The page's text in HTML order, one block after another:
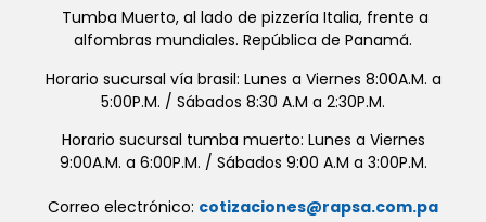
Tumba Muerto, al lado de pizzería Italia, frente a
alfombras mundiales. República de Panamá.
Horario sucursal vía brasil: Lunes a Viernes 8:00A.M. a
5:00P.M. / Sábados 8:30 A.M a 2:30P.M.
Horario sucursal tumba muerto: Lunes a Viernes
9:00A.M. a 6:00P.M. / Sábados 9:00 A.M a 3:00P.M.
Correo electrónico: cotizaciones@rapsa.com.pa